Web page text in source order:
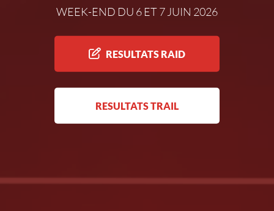
WEEK-END DU 6 ET 7 JUIN 2026
RESULTATS RAID
RESULTATS TRAIL